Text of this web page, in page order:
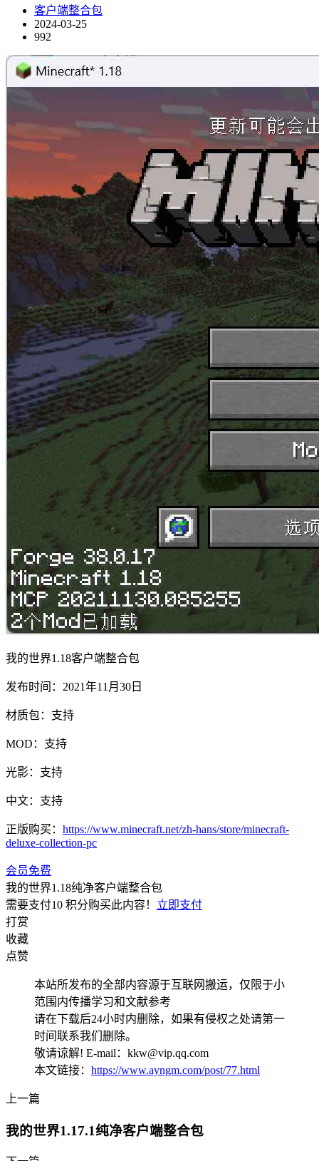
客户端整合包
2024-03-25
992
我的世界1.18客户端整合包
发布时间：2021年11月30日
材质包：支持
MOD：支持
光影：支持
中文：支持
正版购买： https://www.minecraft.net/zh-hans/store/minecraft-
deluxe-collection-pc
会员免费
我的世界1.18纯净客户端整合包
需要支付10 积分购买此内容！ 立即支付
打赏
收藏
点赞
本站所发布的全部内容源于互联网搬运，仅限于小
范围内传播学习和文献参考
请在下载后24小时内删除，如果有侵权之处请第一
时间联系我们删除。
敬请谅解! E-mail：kkw@vip.qq.com
本文链接： https://www.ayngm.com/post/77.html
上一篇
我的世界1.17.1纯净客户端整合包